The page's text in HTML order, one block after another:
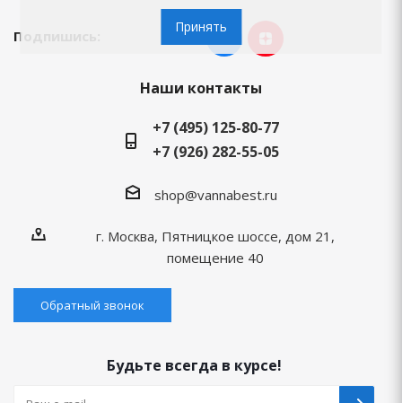
Подпишись:
Наши контакты
+7 (495) 125-80-77
+7 (926) 282-55-05
shop@vannabest.ru
г. Москва, Пятницкое шоссе, дом 21,
помещение 40
Обратный звонок
Будьте всегда в курсе!
Принять